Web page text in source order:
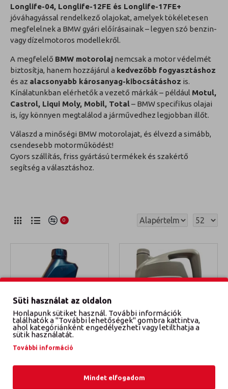
Longlife-04, Longlife-12FE és Longlife-17FE+
jóváhagyással rendelkező olajokat, amelyek tökéletesen
megfelelnek a BMW gyári előírásainak – legyen szó benzin-
vagy dízelmotoros modellekről.
A megfelelő BMW motorolaj nemcsak a motor védelmét
biztosítja, hanem hozzájárul a kedvezőbb fogyasztáshoz
és az alacsonyabb károsanyag-kibocsátáshoz is.
Kínálatunkban elérhetők a vezető márkák – például Motul,
Castrol, Liqui Moly, Mobil, Total– BMW specifikus olajai
is, így könnyen megtalálod a járművedhez legjobban illőt.
Válaszd a minőségi BMW motorolajat, és élvezd a simább,
csendesebb motorműködést!
Gyors szállítás, friss gyártású termékek és szakértő
segítség a választáshoz.
0
BMW Twin Power Turbo
BMW TWIN POWER TURBO
BMW TWIN POWER TURBO
Süti használat az oldalon
Honlapunk sütiket használ. További információk
találhatók a "További lehetőségek" gombra kattintva,
ahol kategóriánként engedélyezheti vagy letilthatja a
sütik használatát.
További információ
Mindet elfogadom